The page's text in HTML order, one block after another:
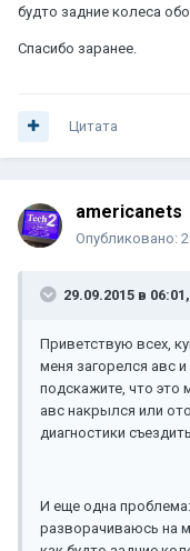
будто задние колеса
Спасибо заранее.
Цитата
americanets
Опубликовано:
29.09.2015 в
Приветствую всех,
меня загорелся авс
подскажите, что это
авс накрылся или
диагностики
И еще одна
разворачиваюсь на